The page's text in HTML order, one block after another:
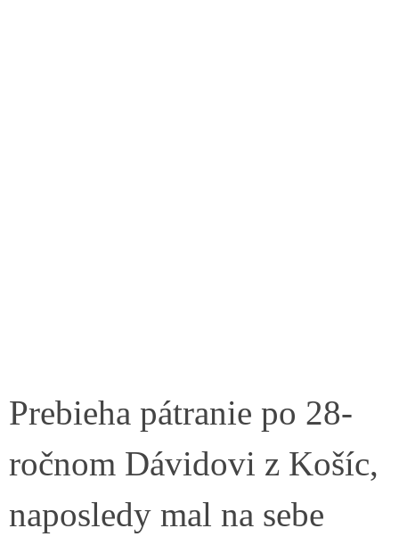
Prebieha pátranie po 28-
ročnom Dávidovi z Košíc,
naposledy mal na sebe